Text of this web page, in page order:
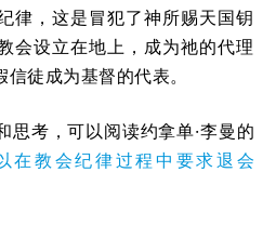
律，这是冒犯了神所赐天国钥
会设立在地上，成为祂的代理
徒成为基督的代表。
思考，可以阅读约拿单·李曼的
在教会纪律过程中要求退会